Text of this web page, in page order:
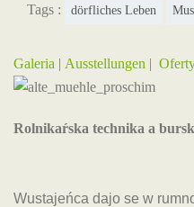
Tags : dörfliches Leben
Galeria | Ausstellungen |
Rolnikaŕska technika a
Wustajeńca dajo se w